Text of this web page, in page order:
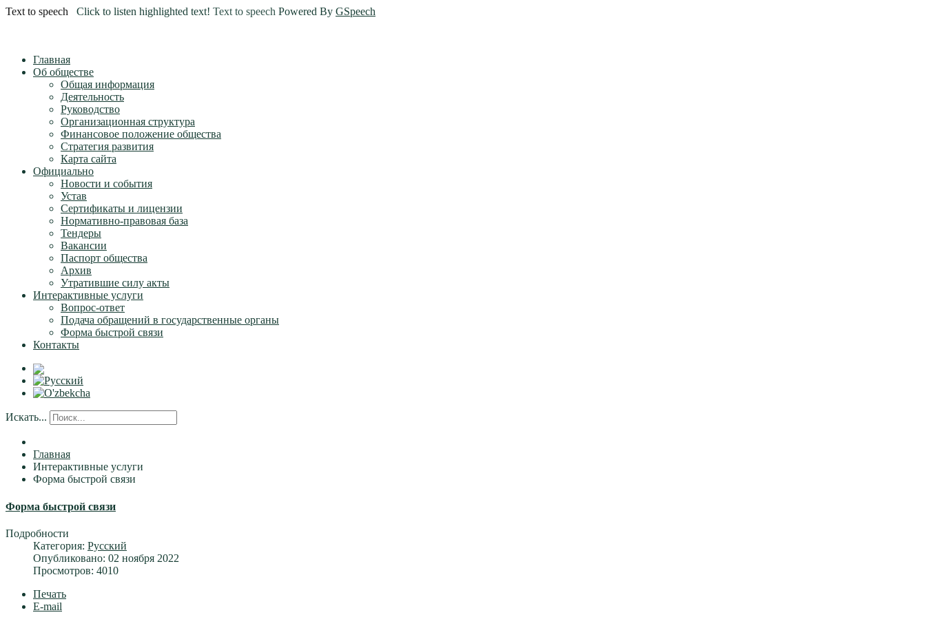
Text to speech Click to listen highlighted text! Text to speech Powered By GSpeech
Главная
Об обществе
Общая информация
Деятельность
Руководство
Организационная структура
Финансовое положение общества
Стратегия развития
Карта сайта
Официально
Новости и события
Устав
Сертификаты и лицензии
Нормативно-правовая база
Тендеры
Вакансии
Паспорт общества
Архив
Утратившие силу акты
Интерактивные услуги
Вопрос-ответ
Подача обращений в государственные органы
Форма быстрой связи
Контакты
Искать...
Главная
Интерактивные услуги
Форма быстрой связи
Форма быстрой связи
Подробности
Категория: Русский
Опубликовано: 02 ноября 2022
Просмотров: 4010
Печать
E-mail